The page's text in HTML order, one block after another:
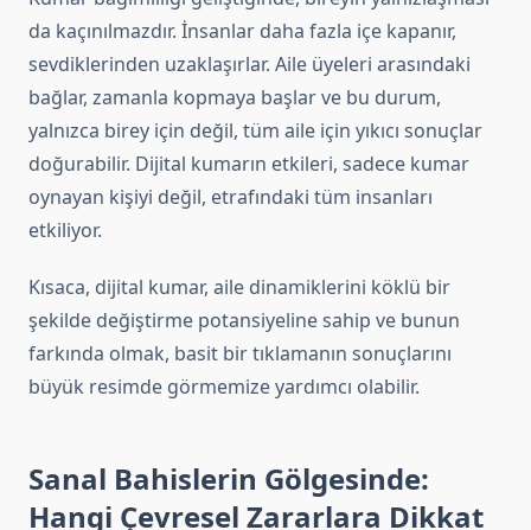
da kaçınılmazdır. İnsanlar daha fazla içe kapanır,
sevdiklerinden uzaklaşırlar. Aile üyeleri arasındaki
bağlar, zamanla kopmaya başlar ve bu durum,
yalnızca birey için değil, tüm aile için yıkıcı sonuçlar
doğurabilir. Dijital kumarın etkileri, sadece kumar
oynayan kişiyi değil, etrafındaki tüm insanları
etkiliyor.
Kısaca, dijital kumar, aile dinamiklerini köklü bir
şekilde değiştirme potansiyeline sahip ve bunun
farkında olmak, basit bir tıklamanın sonuçlarını
büyük resimde görmemize yardımcı olabilir.
Sanal Bahislerin Gölgesinde:
Hangi Çevresel Zararlara Dikkat